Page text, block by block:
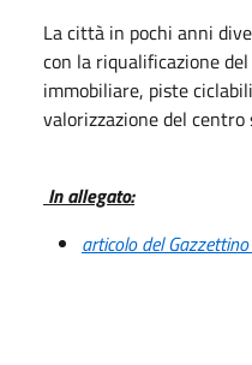
La città in pochi anni
con la riqualificazione
immobiliare, piste
valorizzazione del centro
In allegato:
articolo del